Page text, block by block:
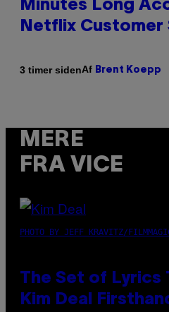
Minutes Long
Netflix Customer
3 timer sidenAf Brent Koepp
MERE
FRA VICE
PHOTO BY JEFF KRAVITZ/
The Set of Lyrics
Kim Deal